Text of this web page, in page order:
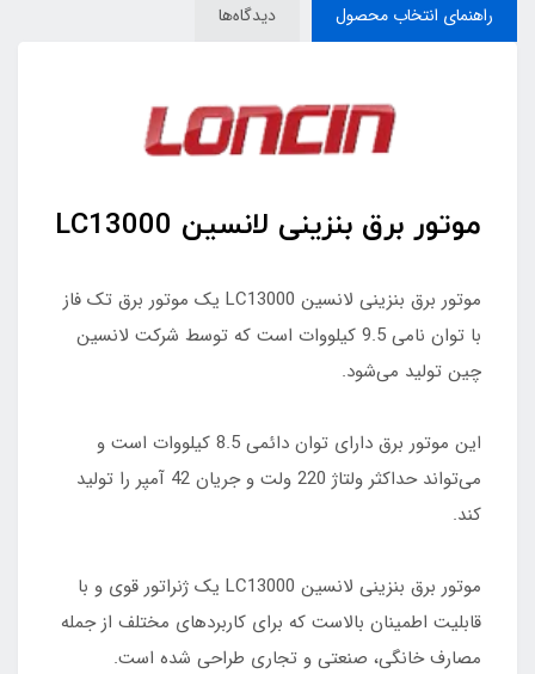
راهنمای انتخاب محصول دیدگاه‌ها
موتور برق بنزینی لانسین LC13000
موتور برق بنزینی لانسین LC13000 یک موتور برق تک فاز
با توان نامی 9.5 کیلووات است که توسط شرکت لانسین
چین تولید می‌شود.
این موتور برق دارای توان دائمی 8.5 کیلووات است و
می‌تواند حداکثر ولتاژ 220 ولت و جریان 42 آمپر را تولید
کند.
موتور برق بنزینی لانسین LC13000 یک ژنراتور قوی و با
قابلیت اطمینان بالاست که برای کاربردهای مختلف از جمله
مصارف خانگی، صنعتی و تجاری طراحی شده است.